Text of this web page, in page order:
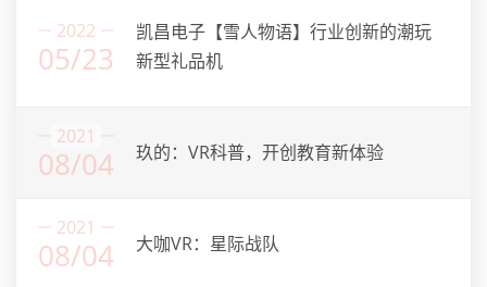
2022
05/23
凯昌电子【雪人物语】行业创新的潮玩
新型礼品机
2021
08/04 玖的：VR科普，开创教育新体验
2021
08/04 大咖VR：星际战队